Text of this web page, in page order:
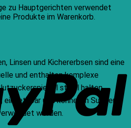
Produkte im Warenkorb.
zu Hauptgerichten verwendet
Linsen und Kichererbsen sind eine
und enthalten komplexe
stabil halten
und können in Suppen,
werden.